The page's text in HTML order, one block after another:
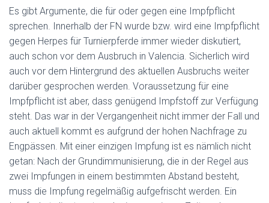
Es gibt Argumente, die für oder gegen eine Impfpflicht
sprechen. Innerhalb der FN wurde bzw. wird eine Impfpflicht
gegen Herpes für Turnierpferde immer wieder diskutiert,
auch schon vor dem Ausbruch in Valencia. Sicherlich wird
auch vor dem Hintergrund des aktuellen Ausbruchs weiter
darüber gesprochen werden. Voraussetzung für eine
Impfpflicht ist aber, dass genügend Impfstoff zur Verfügung
steht. Das war in der Vergangenheit nicht immer der Fall und
auch aktuell kommt es aufgrund der hohen Nachfrage zu
Engpässen. Mit einer einzigen Impfung ist es nämlich nicht
getan: Nach der Grundimmunisierung, die in der Regel aus
zwei Impfungen in einem bestimmten Abstand besteht,
muss die Impfung regelmäßig aufgefrischt werden. Ein